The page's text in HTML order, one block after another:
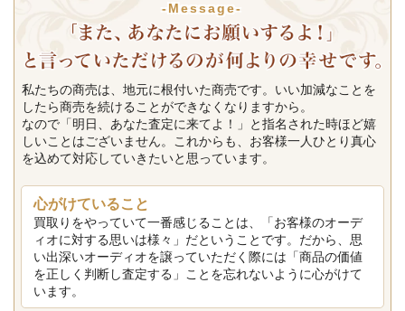
-Message-
私たちの商売は、地元に根付いた商売です。いい加減なことを
したら商売を続けることができなくなりますから。
なので「明日、あなた査定に来てよ！」と指名された時ほど嬉
しいことはございません。これからも、お客様一人ひとり真心
を込めて対応していきたいと思っています。
心がけていること
買取りをやっていて一番感じることは、「お客様のオーデ
ィオに対する思いは様々」だということです。だから、思
い出深いオーディオを譲っていただく際には「商品の価値
を正しく判断し査定する」ことを忘れないように心がけて
います。